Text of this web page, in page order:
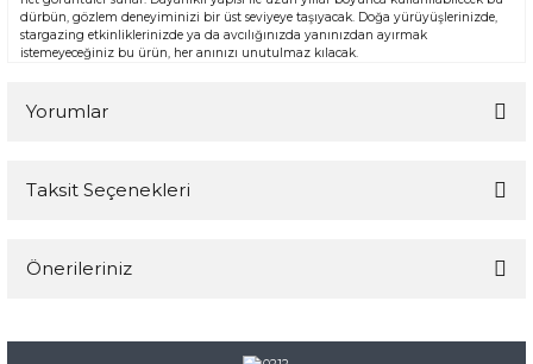
dürbün, gözlem deneyiminizi bir üst seviyeye taşıyacak. Doğa yürüyüşlerinizde,
stargazing etkinliklerinizde ya da avcılığınızda yanınızdan ayırmak
istemeyeceğiniz bu ürün, her anınızı unutulmaz kılacak.
Yorumlar
Taksit Seçenekleri
Önerileriniz
konularda yetersiz gördüğünüz noktaları öneri formunu